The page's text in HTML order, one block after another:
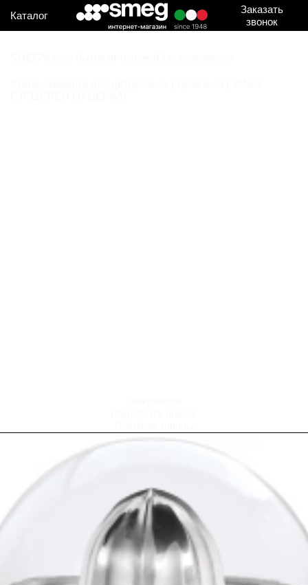
Каталог
Заказать
звонок